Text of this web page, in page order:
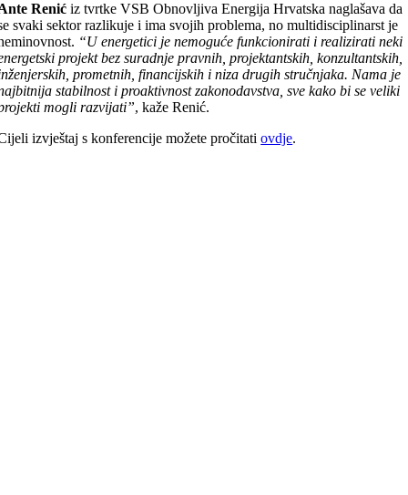
Renić iz tvrtke VSB Obnovljiva Energija Hrvatska naglašava da
svaki sektor razlikuje i ima svojih problema, no multidisciplinarst je
“U energetici je nemoguće funkcionirati i realizirati neki
projekt bez suradnje pravnih, projektantskih, konzultantskih,
prometnih, financijskih i niza drugih stručnjaka. Nama je
stabilnost i proaktivnost zakonodavstva, sve kako bi se veliki
mogli razvijati”, kaže Renić.
izvještaj s konferencije možete pročitatiovdje.